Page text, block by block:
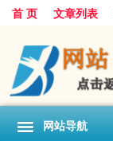
首 页 文章列表
网站导航